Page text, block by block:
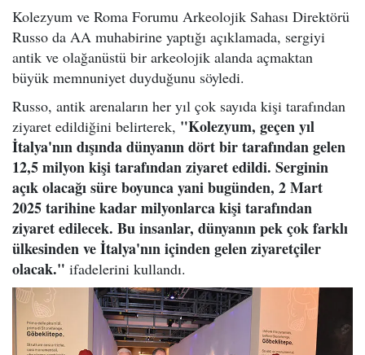
Kolezyum ve Roma Forumu Arkeolojik Sahası Direktörü
Russo da AA muhabirine yaptığı açıklamada, sergiyi
antik ve olağanüstü bir arkeolojik alanda açmaktan
büyük memnuniyet duyduğunu söyledi.
Russo, antik arenaların her yıl çok sayıda kişi tarafından
ziyaret edildiğini belirterek, "Kolezyum, geçen yıl
İtalya'nın dışında dünyanın dört bir tarafından gelen
12,5 milyon kişi tarafından ziyaret edildi. Serginin
açık olacağı süre boyunca yani bugünden, 2 Mart
2025 tarihine kadar milyonlarca kişi tarafından
ziyaret edilecek. Bu insanlar, dünyanın pek çok farklı
ülkesinden ve İtalya'nın içinden gelen ziyaretçiler
olacak." ifadelerini kullandı.